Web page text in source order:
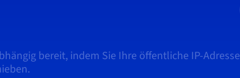
bereit, indem Sie Ihre öffentliche IP-Adresse